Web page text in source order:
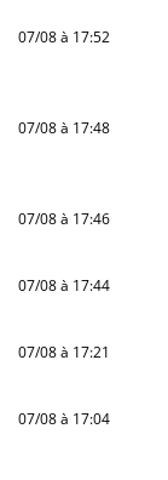
07/08 à 17:52
07/08 à 17:48
07/08 à 17:46
07/08 à 17:44
07/08 à 17:21
07/08 à 17:04